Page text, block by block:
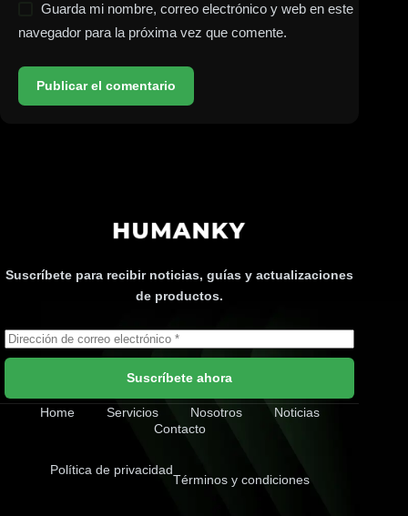
Guarda mi nombre, correo electrónico y web en este
navegador para la próxima vez que comente.
Publicar el comentario
Suscríbete para recibir noticias, guías y actualizaciones
de productos.
Suscríbete ahora
Home Servicios Nosotros
Noticias
Contacto
Política de privacidad
Términos y condiciones